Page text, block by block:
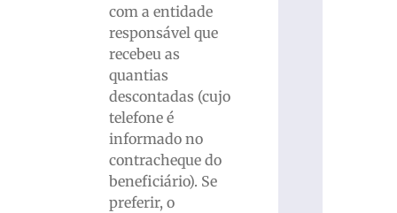
com a entidade
responsável que
recebeu as
quantias
descontadas (cujo
telefone é
informado no
contracheque do
beneficiário). Se
preferir, o